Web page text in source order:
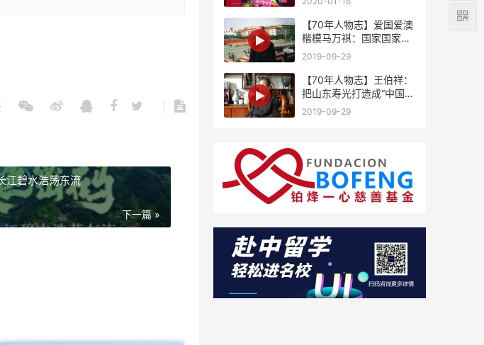
碧水浩荡东流
下一篇 »
【70年人物志】爱国爱澳
楷模马万祺：国家国家，
祖国是国澳门是家
2019-09-29
【70年人物志】王伯祥：
把山东寿光打造成“中国蔬
菜之乡”
2019-09-29